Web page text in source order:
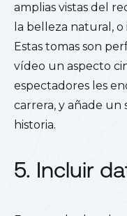
amplias vistas del
la belleza natural,
Estas tomas son
vídeo un aspecto
espectadores les
carrera, y añade un
historia.
5. Incluir